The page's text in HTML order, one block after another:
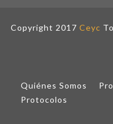
Copyright 2017 Ceyc
Quiénes Somos
Protocolos